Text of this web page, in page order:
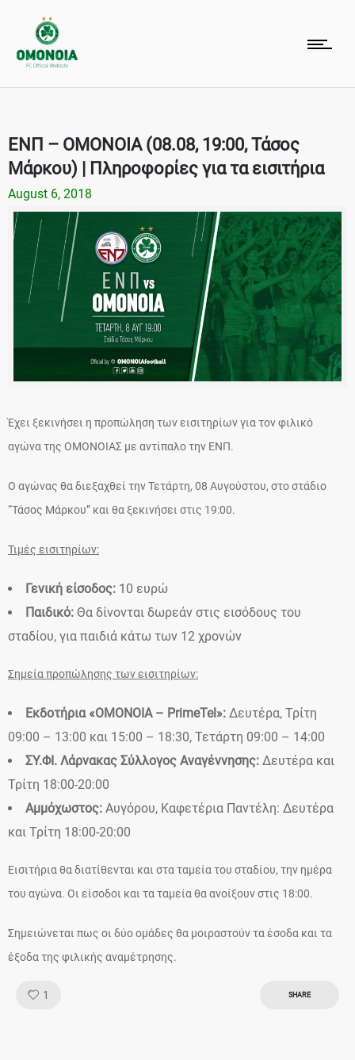
ΕΝΠ – ΟΜΟΝΟΙΑ (08.08, 19:00, Τάσος
Μάρκου) | Πληροφορίες για τα εισιτήρια
August 6, 2018
Έχει ξεκινήσει η προπώληση των εισιτηρίων για τον φιλικό
αγώνα της ΟΜΟΝΟΙΑΣ με αντίπαλο την ΕΝΠ.
Ο αγώνας θα διεξαχθεί την Τετάρτη, 08 Αυγούστου, στο στάδιο
“Τάσος Μάρκου” και θα ξεκινήσει στις 19:00.
Τιμές εισιτηρίων:
Γενική είσοδος: 10 ευρώ
Παιδικό: Θα δίνονται δωρεάν στις εισόδους του
σταδίου, για παιδιά κάτω των 12 χρονών
Σημεία προπώλησης των εισιτηρίων:
Εκδοτήρια «ΟΜΟΝΟΙΑ – PrimeTel»: Δευτέρα, Τρίτη
09:00 – 13:00 και 15:00 – 18:30, Τετάρτη 09:00 – 14:00
ΣΥ.ΦΙ. Λάρνακας Σύλλογος Αναγέννησης: Δευτέρα και
Τρίτη 18:00-20:00
Αμμόχωστος: Αυγόρου, Καφετέρια Παντέλη: Δευτέρα
και Τρίτη 18:00-20:00
Εισιτήρια θα διατίθενται και στα ταμεία του σταδίου, την ημέρα
του αγώνα. Οι είσοδοι και τα ταμεία θα ανοίξουν στις 18:00.
Σημειώνεται πως οι δύο ομάδες θα μοιραστούν τα έσοδα και τα
έξοδα της φιλικής αναμέτρησης.
1 SHARE